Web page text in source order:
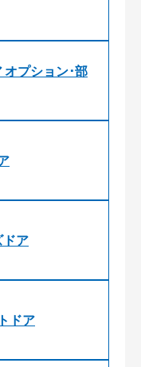
プション･部
ア
ドア